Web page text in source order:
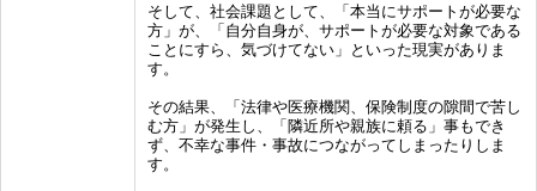
そして、社会課題として、「本当にサポートが必要な
方」が、「自分自身が、サポートが必要な対象である
ことにすら、気づけてない」といった現実がありま
す。
その結果、「法律や医療機関、保険制度の隙間で苦し
む方」が発生し、「隣近所や親族に頼る」事も​でき
ず、不幸な事件・事故につながってしまったりしま
す。